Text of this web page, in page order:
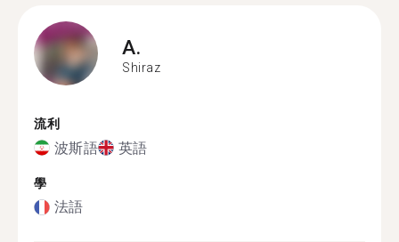
A.
Shiraz
流利
波斯語 英語
學
法語